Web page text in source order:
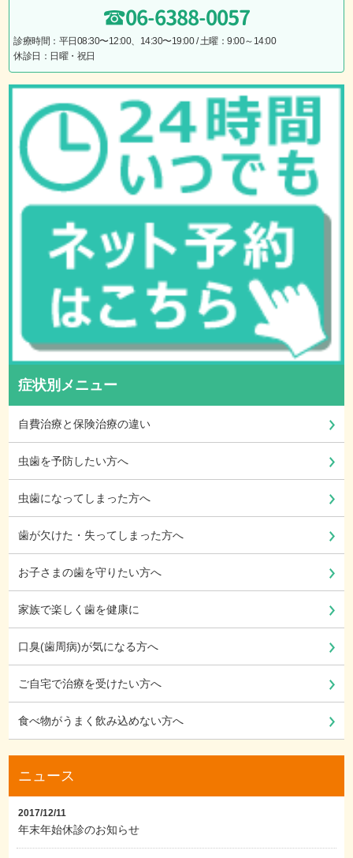
06-6388-0057
診療時間：平日08:30〜12:00、14:30〜19:00 / 土曜：9:00～14:00
休診日：日曜・祝日
症状別メニュー
自費治療と保険治療の違い
虫歯を予防したい方へ
虫歯になってしまった方へ
歯が欠けた・失ってしまった方へ
お子さまの歯を守りたい方へ
家族で楽しく歯を健康に
口臭(歯周病)が気になる方へ
ご自宅で治療を受けたい方へ
食べ物がうまく飲み込めない方へ
ニュース
2017/12/11
年末年始休診のお知らせ